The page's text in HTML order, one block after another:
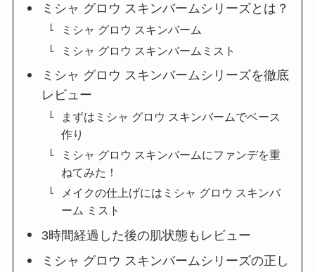
ミシャ グロウ スキンバームシリーズとは？
ミシャ グロウ スキンバーム
ミシャ グロウ スキンバームミスト
ミシャ グロウ スキンバームシリーズを徹底
レビュー
まずはミシャ グロウ スキンバームでベース
作り
ミシャ グロウ スキンバームにファンデを重
ねてみた！
メイクの仕上げにはミシャ グロウ スキンバ
ーム ミスト
3時間経過した後の肌状態もレビュー
ミシャ グロウ スキンバームシリーズの正し